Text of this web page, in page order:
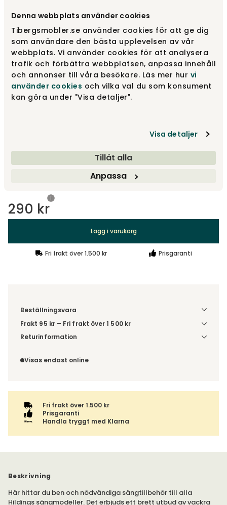
Denna webbplats använder cookies
Tibergsmobler.se använder cookies för att ge dig
som användare den bästa upplevelsen av vår
webbplats. Vi använder cookies för att analysera
trafik och förbättra webbplatsen, anpassa innehåll
och annonser till våra besökare. Läs mer hur vi
använder cookies och vilka val du som konsument
kan göra under "Visa detaljer".
Visa detaljer
Tillåt alla
Anpassa
Välj utförandeRunt konat | Natur ek, 12 cm
Runt konat | Natur ek, 12 cm 290 kr
290 kr
Visa fler +25
290 kr
Lägg i varukorg
Fri frakt över 1.500 kr Prisgaranti
Beställningsvara
Frakt 95 kr – Fri frakt över 1 500 kr
Denna vara skickas till ett ombud. Du väljer själv i kassan
varan ihop med andra produkter skickas hela ordern
Returinformation
inte av ångerrätten.
Visas endast online
Fri frakt över 1.500 kr
Prisgaranti
Handla tryggt med Klarna
Beskrivning
Här hittar du ben och nödvändiga sängtillbehör till alla
Hildings sängmodeller. Det erbjuds ett brett utbud av vackra